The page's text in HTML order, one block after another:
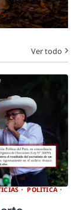
Ver todo
POLÍTICA